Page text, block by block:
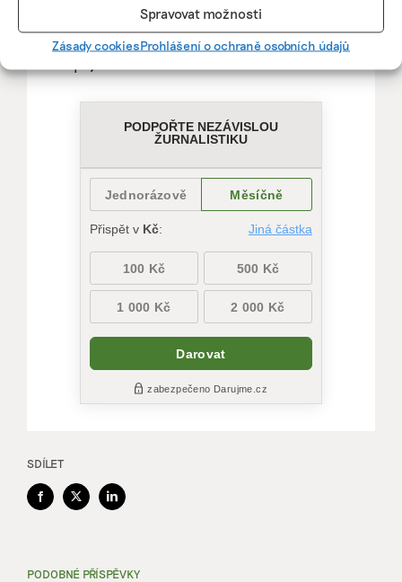
Spravovat možnosti
Zásady cookiesProhlášení o ochraně osobních údajů
Díky vaší podpoře se můžeme pustit do témat,
která by jinak nevznikla.
SDÍLET
Facebook
X LinkedIn
PODOBNÉ PŘÍSPĚVKY